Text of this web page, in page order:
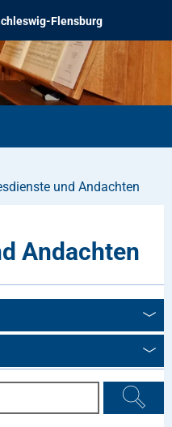
Flensburg
und Andachten
Andachten